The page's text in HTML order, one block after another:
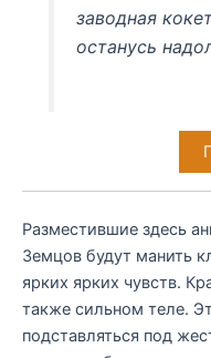
заводная
останусь
Разместившие здесь
Земцов будут манить
ярких ярких чувств.
также сильном теле.
подставляться под